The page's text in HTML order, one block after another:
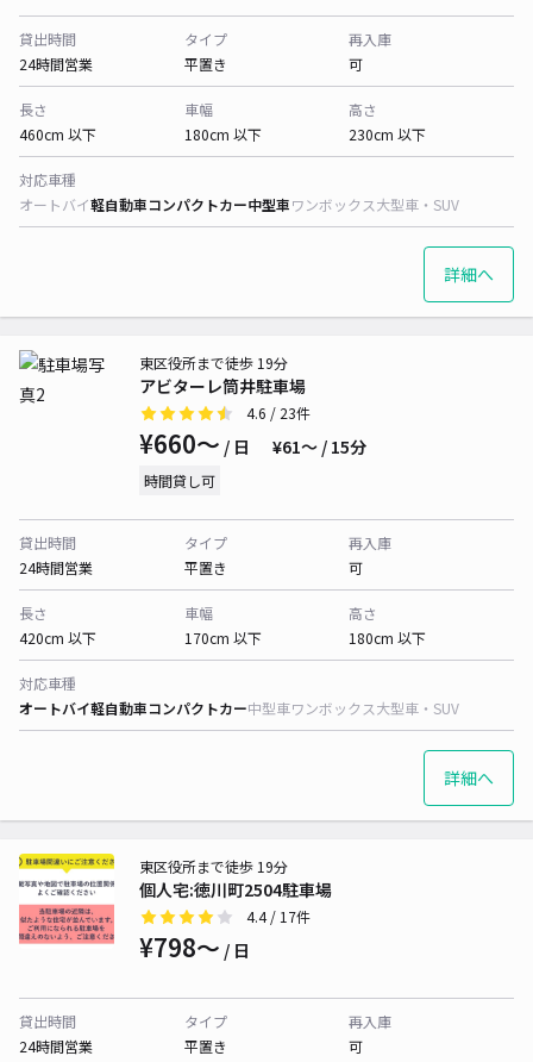
貸出時間
24時間営業
タイプ
平置き
再入庫
可
長さ
460cm 以下
車幅
180cm 以下
高さ
230cm 以下
対応車種
オートバイ軽自動車コンパクトカー中型車ワンボックス大型車・SUV
詳細へ
アビターレ筒井駐車場
東区役所まで徒歩 19分
4.6 / 23件
¥660〜 / 日 ¥61〜 / 15分
時間貸し可
貸出時間
24時間営業
タイプ
平置き
再入庫
可
長さ
420cm 以下
車幅
170cm 以下
高さ
180cm 以下
対応車種
オートバイ軽自動車コンパクトカー中型車ワンボックス大型車・SUV
詳細へ
個人宅:徳川町2504駐車場
東区役所まで徒歩 19分
4.4/ 17件
¥798〜 / 日
貸出時間
24時間営業
タイプ
平置き
再入庫
可